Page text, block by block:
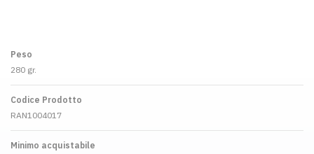
Peso
280 gr.
Codice Prodotto
RAN1004017
Minimo acquistabile